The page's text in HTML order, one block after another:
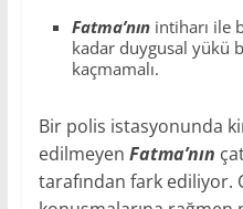
Fatma’nınintiharı ile
kadar duygusal yükü
kaçmamalı.
Bir polis istasyonunda
edilmeyen Fatma’nın
tarafından fark ediliyor.